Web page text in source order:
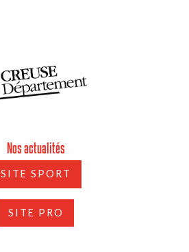
Nos actualités
SITE SPORT
SITE PRO